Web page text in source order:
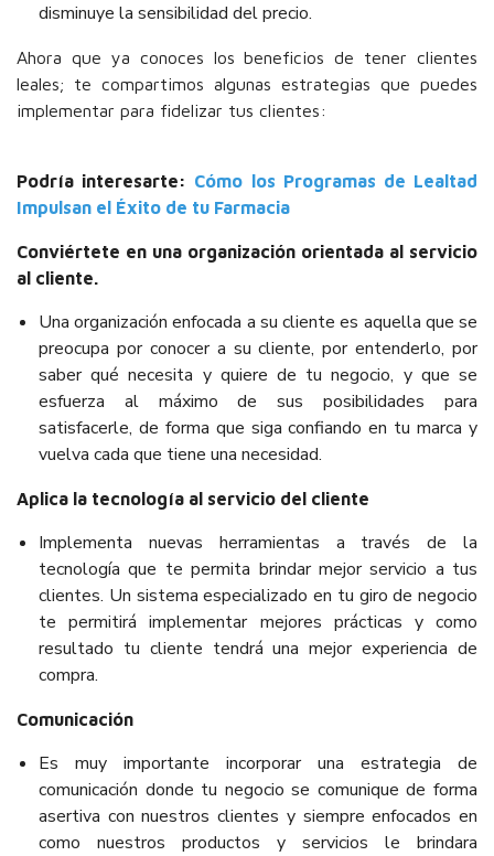
disminuye la sensibilidad del precio.
Ahora que ya conoces los beneficios de tener clientes
leales; te compartimos algunas estrategias que puedes
implementar para fidelizar tus clientes:
Podría interesarte: Cómo los Programas de Lealtad
Impulsan el Éxito de tu Farmacia
Conviértete en una organización orientada al servicio
al cliente.
Una organización enfocada a su cliente es aquella que se
preocupa por conocer a su cliente, por entenderlo, por
saber qué necesita y quiere de tu negocio, y que se
esfuerza al máximo de sus posibilidades para
satisfacerle, de forma que siga confiando en tu marca y
vuelva cada que tiene una necesidad.
Aplica la tecnología al servicio del cliente
Implementa nuevas herramientas a través de la
tecnología que te permita brindar mejor servicio a tus
clientes. Un sistema especializado en tu giro de negocio
te permitirá implementar mejores prácticas y como
resultado tu cliente tendrá una mejor experiencia de
compra.
Comunicación
Es muy importante incorporar una estrategia de
comunicación donde tu negocio se comunique de forma
asertiva con nuestros clientes y siempre enfocados en
como nuestros productos y servicios le brindara